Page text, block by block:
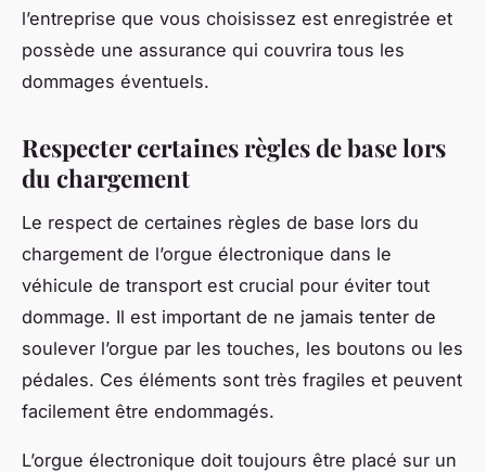
l’entreprise que vous choisissez est enregistrée et
possède une assurance qui couvrira tous les
dommages éventuels.
Respecter certaines règles de base lors
du chargement
Le respect de certaines règles de base lors du
chargement de l’orgue électronique dans le
véhicule de transport est crucial pour éviter tout
dommage. Il est important de ne jamais tenter de
soulever l’orgue par les touches, les boutons ou les
pédales. Ces éléments sont très fragiles et peuvent
facilement être endommagés.
L’orgue électronique doit toujours être placé sur un